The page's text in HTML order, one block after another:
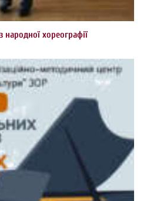
народної хореографії